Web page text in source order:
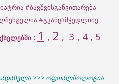
#ბავშვისგანვითარება
#გვანცამჭედლიძე
: 1 , 2 , 3 , 4 , 5
>>> ოფთალმოლოგია